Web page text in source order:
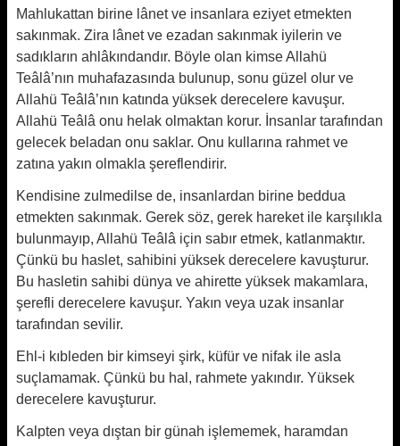
Mahlukattan birine lânet ve insanlara eziyet etmekten
sakınmak. Zira lânet ve ezadan sakınmak iyilerin ve
sadıkların ahlâkındandır. Böyle olan kimse Allahü
Teâlâ’nın muhafazasında bulunup, sonu güzel olur ve
Allahü Teâlâ’nın katında yüksek derecelere kavuşur.
Allahü Teâlâ onu helak olmaktan korur. İnsanlar tarafından
gelecek beladan onu saklar. Onu kullarına rahmet ve
zatına yakın olmakla şereflendirir.
Kendisine zulmedilse de, insanlardan birine beddua
etmekten sakınmak. Gerek söz, gerek hareket ile karşılıkla
bulunmayıp, Allahü Teâlâ için sabır etmek, katlanmaktır.
Çünkü bu haslet, sahibini yüksek derecelere ka­vuşturur.
Bu hasletin sahibi dünya ve ahirette yüksek makamlara,
şerefli derecelere kavuşur. Yakın veya uzak insanlar
tarafından sevilir.
Ehl-i kıbleden bir kimseyi şirk, küfür ve nifak ile asla
suçlamamak. Çünkü bu hal, rahmete yakındır. Yüksek
derecelere kavuşturur.
Kalpten veya dıştan bir günah işlememek, haramdan